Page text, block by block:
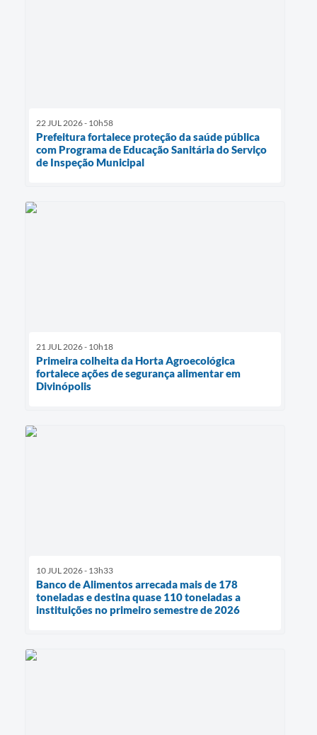
22 JUL 2026 - 10h58
Prefeitura fortalece proteção da saúde pública
com Programa de Educação Sanitária do Serviço
de Inspeção Municipal
21 JUL 2026 - 10h18
Primeira colheita da Horta Agroecológica
fortalece ações de segurança alimentar em
Divinópolis
10 JUL 2026 - 13h33
Banco de Alimentos arrecada mais de 178
toneladas e destina quase 110 toneladas a
instituições no primeiro semestre de 2026